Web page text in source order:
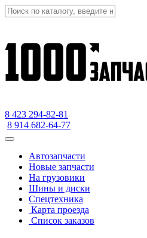
8 423 294-82-81
8 914 682-64-77
Автозапчасти
Новые запчасти
На грузовики
Шины и диски
Спецтехника
Карта проезда
Список заказов